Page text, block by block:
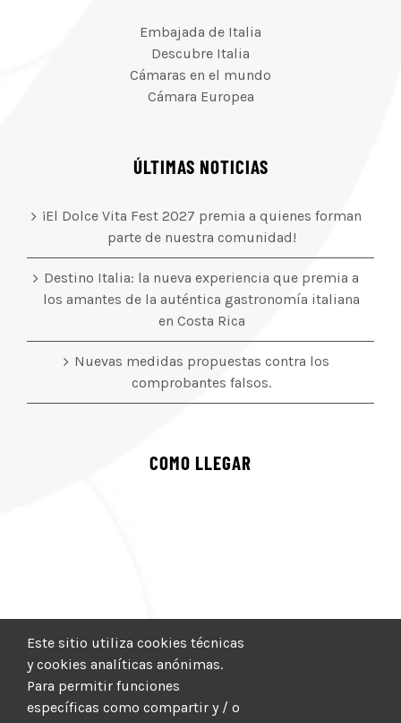
Embajada de Italia
Descubre Italia
Cámaras en el mundo
Cámara Europea
ÚLTIMAS NOTICIAS
¡El Dolce Vita Fest 2027 premia a quienes forman
parte de nuestra comunidad!
Destino Italia: la nueva experiencia que premia a
los amantes de la auténtica gastronomía italiana
en Costa Rica
Nuevas medidas propuestas contra los
comprobantes falsos.
COMO LLEGAR
Este sitio utiliza cookies técnicas
y cookies analíticas anónimas.
Para permitir funciones
específicas como compartir y / o